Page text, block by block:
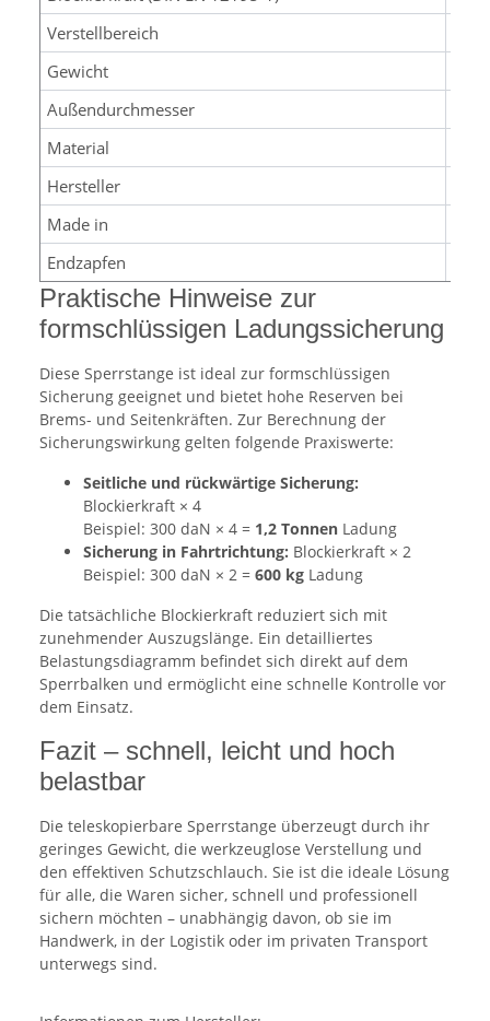
Verstellbereich
Gewicht
Außendurchmesser
Material
Hersteller
Made in
Endzapfen
Praktische Hinweise zur
formschlüssigen Ladungssicherung
Diese Sperrstange ist ideal zur formschlüssigen
Sicherung geeignet und bietet hohe Reserven bei
Brems- und Seitenkräften. Zur Berechnung der
Sicherungswirkung gelten folgende Praxiswerte:
Seitliche und rückwärtige Sicherung:
Blockierkraft × 4
Beispiel: 300 daN × 4 = 1,2 Tonnen Ladung
Sicherung in Fahrtrichtung: Blockierkraft × 2
Beispiel: 300 daN × 2 = 600 kg Ladung
Die tatsächliche Blockierkraft reduziert sich mit
zunehmender Auszugslänge. Ein detailliertes
Belastungsdiagramm befindet sich direkt auf dem
Sperrbalken und ermöglicht eine schnelle Kontrolle vor
dem Einsatz.
Fazit – schnell, leicht und hoch
belastbar
Die teleskopierbare Sperrstange überzeugt durch ihr
geringes Gewicht, die werkzeuglose Verstellung und
den effektiven Schutzschlauch. Sie ist die ideale Lösung
für alle, die Waren sicher, schnell und professionell
sichern möchten – unabhängig davon, ob sie im
Handwerk, in der Logistik oder im privaten Transport
unterwegs sind.